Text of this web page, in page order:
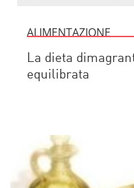
ALIMENTAZIONE
La dieta
equilibrata